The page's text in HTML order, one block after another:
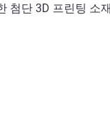
첨단 3D 프린팅 소